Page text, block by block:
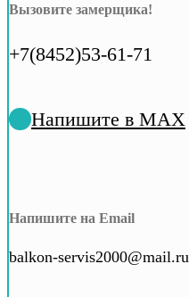
Вызовите замерщика!
+7(8452)53-61-71
Напишите в MAX
Напишите на Email
balkon-servis2000@mail.ru